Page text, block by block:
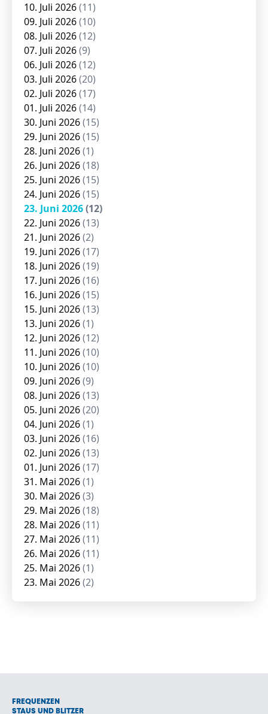
10. Juli 2026(11)
09. Juli 2026(10)
08. Juli 2026(12)
07. Juli 2026(9)
06. Juli 2026(12)
03. Juli 2026(20)
02. Juli 2026(17)
01. Juli 2026(14)
30. Juni 2026(15)
29. Juni 2026(15)
28. Juni 2026(1)
26. Juni 2026(18)
25. Juni 2026(15)
24. Juni 2026(15)
23. Juni 2026(12)
22. Juni 2026(13)
21. Juni 2026(2)
19. Juni 2026(17)
18. Juni 2026(19)
17. Juni 2026(16)
16. Juni 2026(15)
15. Juni 2026(13)
13. Juni 2026(1)
12. Juni 2026(12)
11. Juni 2026(10)
10. Juni 2026(10)
09. Juni 2026(9)
08. Juni 2026(13)
05. Juni 2026(20)
04. Juni 2026(1)
03. Juni 2026(16)
02. Juni 2026(13)
01. Juni 2026(17)
31. Mai 2026(1)
30. Mai 2026(3)
29. Mai 2026(18)
28. Mai 2026(11)
27. Mai 2026(11)
26. Mai 2026(11)
25. Mai 2026(1)
23. Mai 2026(2)
FREQUENZEN
STAUS UND BLITZER